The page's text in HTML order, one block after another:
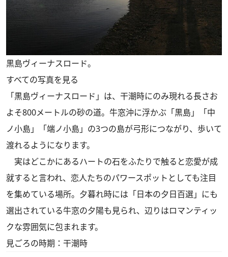
黒島ヴィーナスロード。
すべての写真を見る
「黒島ヴィーナスロード」は、干潮時にのみ現れる長さお
よそ800メートルの砂の道。牛窓沖に浮かぶ「黒島」「中
ノ小島」「端ノ小島」の3つの島が弓形につながり、歩いて
渡れるようになります。
実はどこかにあるハートの石をふたりで触ると恋愛が成
就すると言われ、恋人たちのパワースポットとしても注目
を集めている場所。夕暮れ時には「日本の夕日百選」にも
選出されている牛窓の夕陽も見られ、辺りはロマンティッ
クな雰囲気に包まれます。
見ごろの時期：干潮時